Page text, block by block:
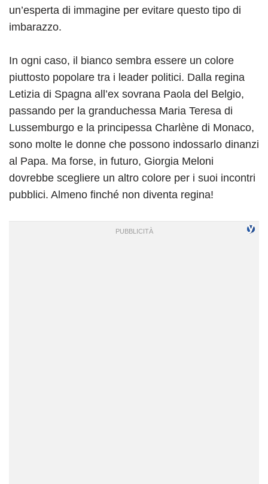
un’esperta di immagine per evitare questo tipo di
imbarazzo.
In ogni caso, il bianco sembra essere un colore
piuttosto popolare tra i leader politici. Dalla regina
Letizia di Spagna all’ex sovrana Paola del Belgio,
passando per la granduchessa Maria Teresa di
Lussemburgo e la principessa Charlène di Monaco,
sono molte le donne che possono indossarlo dinanzi
al Papa. Ma forse, in futuro, Giorgia Meloni
dovrebbe scegliere un altro colore per i suoi incontri
pubblici. Almeno finché non diventa regina!